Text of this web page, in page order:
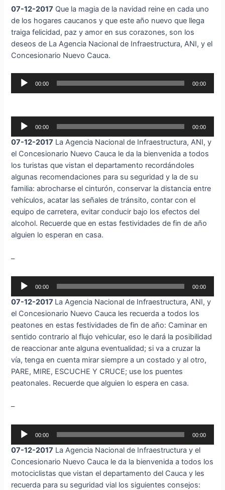
07-12-2017 Que la magia de la navidad reine en cada uno
de los hogares caucanos y que este año nuevo que llega
traiga felicidad, paz y amor en sus corazones, son los
deseos de La Agencia Nacional de Infraestructura, ANI, y el
Concesionario Nuevo Cauca.
Reproductor
00:00 00:00
Reproductor
audio
00:00 00:00
07-12-2017 La Agencia Nacional de Infraestructura, ANI, y
el Concesionario Nuevo Cauca le da la bienvenida a todos
los turistas que vistan el departamento recordándoles
algunas recomendaciones para su seguridad y la de su
familia: abrocharse el cinturón, conservar la distancia entre
vehículos, acatar las señales de tránsito, contar con el
equipo de carretera, evitar conducir bajo los efectos del
alcohol. Recuerde que en estas festividades de fin de año
alguien lo esperan en casa.
–
Reproductor
audio
00:00 00:00
07-12-2017 La Agencia Nacional de Infraestructura, ANI, y
el Concesionario Nuevo Cauca les recuerda a todos los
peatones en estas festividades de fin de año: Caminar en
sentido contrario al flujo vehicular, eso le dará la posibilidad
de reaccionar ante alguna eventualidad; si va a cruzar la
vía, tenga en cuenta mirar siempre a un costado y al otro,
PARE, MIRE, ESCUCHE Y CRUCE; use los puentes
peatonales. Recuerde que alguien lo espera en casa.
–
Reproductor
audio
00:00 00:00
07-12-2017 La Agencia Nacional de Infraestructura y el
Concesionario Nuevo Cauca le da la bienvenida a todos los
motociclistas que vistan el departamento del Cauca y les
recuerda para su seguridad vial los siguientes consejos: